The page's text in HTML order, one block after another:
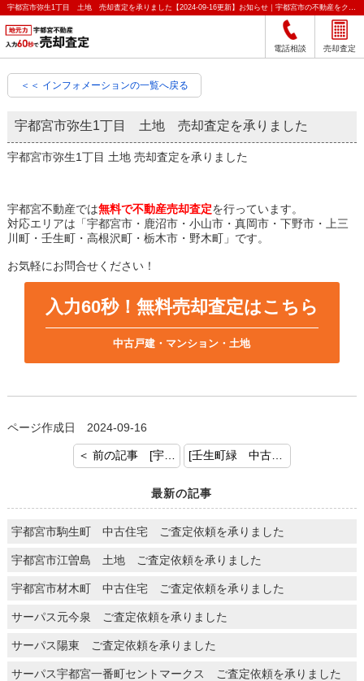
宇都宮市弥生1丁目 土地 売却査定を承りました【2024-09-16更新】お知らせ｜宇都宮市の不動産をクイック売却査定｜宇都宮不動産
電話相談 売却査定
＜＜ インフォメーションの一覧へ戻る
宇都宮市弥生1丁目 土地 売却査定を承りました
宇都宮市弥生1丁目 土地 売却査定を承りました
宇都宮不動産では無料で不動産売却査定を行っています。
対応エリアは「宇都宮市・鹿沼市・小山市・真岡市・下野市・上三
川町・壬生町・高根沢町・栃木市・野木町」です。
お気軽にお問合せください！
入力60秒！無料売却査定はこちら
中古戸建・マンション・土地
ページ作成日 2024-09-16
＜ 前の記事 [宇都宮市東原町 中古住宅 売却査定を承りました] [壬生町緑 中古住宅 ご成約おめでとうございます] 次の記事 ＞
最新の記事
宇都宮市駒生町 中古住宅 ご査定依頼を承りました
宇都宮市江曽島 土地 ご査定依頼を承りました
宇都宮市材木町 中古住宅 ご査定依頼を承りました
サーパス元今泉 ご査定依頼を承りました
サーパス陽東 ご査定依頼を承りました
サーパス宇都宮一番町セントマークス ご査定依頼を承りました